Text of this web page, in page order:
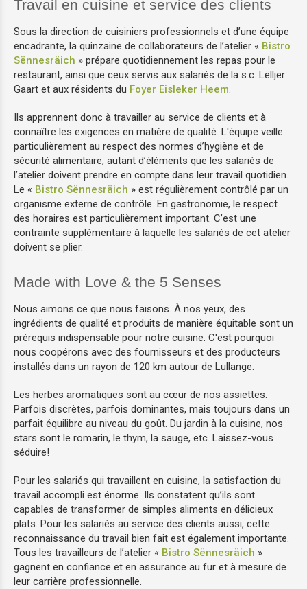
Atelier Blanchisserie
Atelier Sous-traitance
Atelier Créatif
Travail en cuisine et service des clients
Sous la direction de cuisiniers professionnels et d’une équipe
encadrante, la quinzaine de collaborateurs de l’atelier « Bistro
Sënnesräich » prépare quotidiennement les repas pour le
restaurant, ainsi que ceux servis aux salariés de la s.c. Lëlljer
Gaart et aux résidents du Foyer Eisleker Heem.
Ils apprennent donc à travailler au service de clients et à
connaître les exigences en matière de qualité. L'équipe veille
particulièrement au respect des normes d’hygiène et de
sécurité alimentaire, autant d’éléments que les salariés de
l’atelier doivent prendre en compte dans leur travail quotidien.
Le « Bistro Sënnesräich » est régulièrement contrôlé par un
organisme externe de contrôle. En gastronomie, le respect
des horaires est particulièrement important. C’est une
contrainte supplémentaire à laquelle les salariés de cet atelier
doivent se plier.
Made with Love & the 5 Senses
Nous aimons ce que nous faisons. À nos yeux, des
ingrédients de qualité et produits de manière équitable sont un
prérequis indispensable pour notre cuisine. C'est pourquoi
nous coopérons avec des fournisseurs et des producteurs
installés dans un rayon de 120 km autour de Lullange.
Les herbes aromatiques sont au cœur de nos assiettes.
Parfois discrètes, parfois dominantes, mais toujours dans un
parfait équilibre au niveau du goût. Du jardin à la cuisine, nos
stars sont le romarin, le thym, la sauge, etc. Laissez-vous
séduire!
Pour les salariés qui travaillent en cuisine, la satisfaction du
travail accompli est énorme. Ils constatent qu’ils sont
capables de transformer de simples aliments en délicieux
plats. Pour les salariés au service des clients aussi, cette
reconnaissance du travail bien fait est également importante.
Tous les travailleurs de l’atelier « Bistro Sënnesräich »
gagnent en confiance et en assurance au fur et à mesure de
leur carrière professionnelle.